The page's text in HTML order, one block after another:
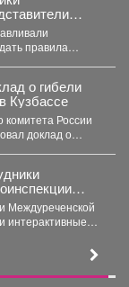
рейд
правила
о гибели
Кузбассе
комитета России
доклад о
Междуреченской
интерактивные